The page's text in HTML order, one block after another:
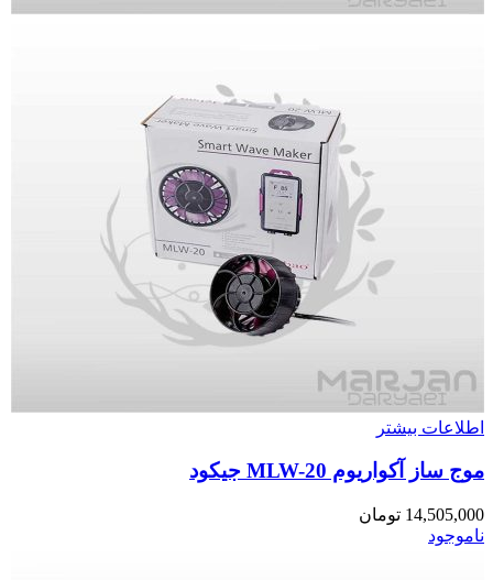
اطلاعات بیشتر
موج ساز آکواریوم MLW-20 جیکود
14,505,000 تومان
ناموجود